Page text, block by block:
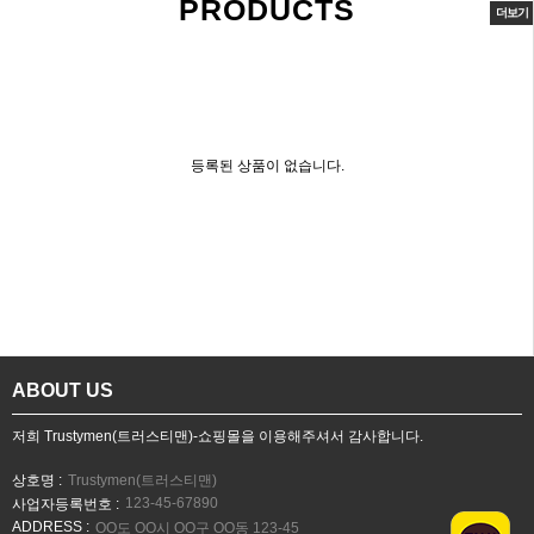
PRODUCTS 더보기
등록된 상품이 없습니다.
ABOUT US
저희 Trustymen(트러스티맨)-쇼핑몰을 이용해주셔서 감사합니다.
상호명 : Trustymen(트러스티맨)
사업자등록번호 : 123-45-67890
ADDRESS : OO도 OO시 OO구 OO동 123-45